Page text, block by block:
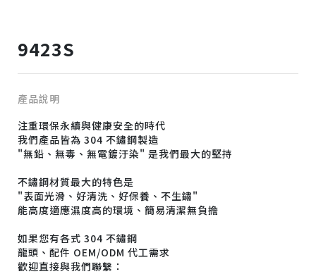
9423S
產品說明
注重環保永續與健康安全的時代
我們產品皆為 304 不鏽鋼製造
"無鉛、無毒、無電鍍汙染" 是我們最大的堅持
不鏽鋼材質最大的特色是
"表面光滑、好清洗、好保養、不生鏽"
能高度適應濕度高的環境、簡易清潔無負擔
如果您有各式 304 不鏽鋼
龍頭、配件 OEM/ODM 代工需求
歡迎直接與我們聯繫：